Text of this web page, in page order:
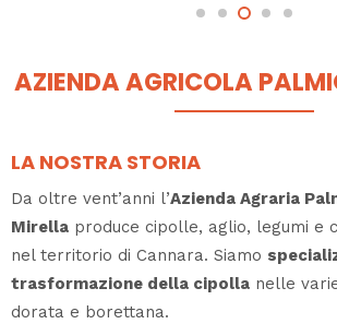
AZIENDA AGRICOLA
LA NOSTRA STORIA
Da oltre vent’anni l’Azienda Agraria
Mirella produce cipolle, aglio, legumi e
nel territorio di Cannara. Siamo
trasformazione della cipolla nelle
dorata e borettana.